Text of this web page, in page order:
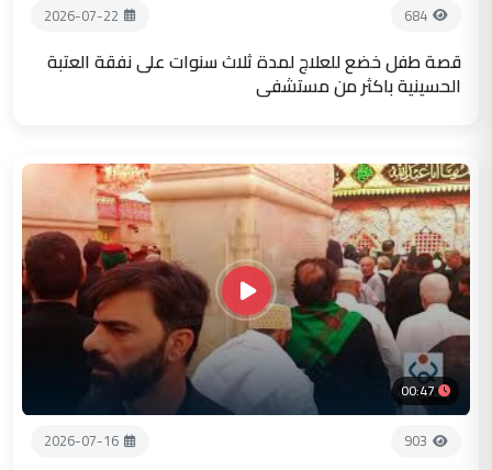
684
2026-07-22
قصة طفل خضع للعلاج لمدة ثلاث سنوات على نفقة العتبة
الحسينية باكثر من مستشفى
00:47
903
2026-07-16